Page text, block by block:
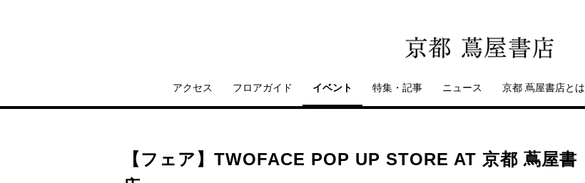
アクセス フロアガイド イベント 特集・記事 ニュース 京都 蔦屋書店とは
【フェア】TWOFACE POP UP STORE AT 京都 蔦屋書